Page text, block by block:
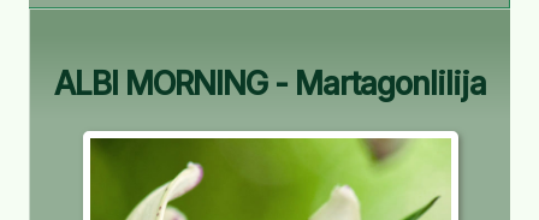
ALBI MORNING - Martagonlilija